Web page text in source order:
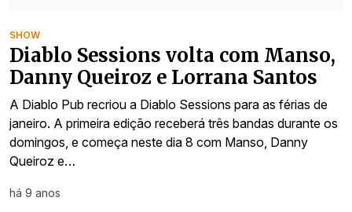
SHOW
Diablo Sessions volta com Manso,
Danny Queiroz e Lorrana Santos
A Diablo Pub recriou a Diablo Sessions para as férias de
janeiro. A primeira edição receberá três bandas durante os
domingos, e começa neste dia 8 com Manso, Danny
Queiroz e…
há 9 anos